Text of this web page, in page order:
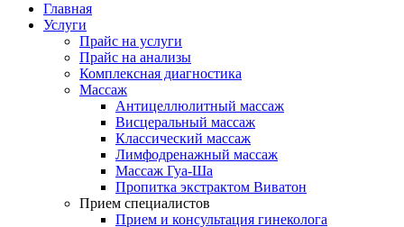
жизнь"Главная
Услуги
Прайс на услуги
Прайс на анализы
Комплексная диагностика
Массаж
Антицеллюлитный массаж
Висцеральный массаж
Классический массаж
Лимфодренажный массаж
Массаж Гуа-Ша
Пропитка экстрактом Виватон
Прием специалистов
Прием и консультация гинеколога